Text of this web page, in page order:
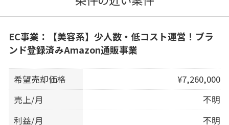
EC事業：【美容系】少人数・低コスト運営！ブラ
ンド登録済みAmazon通販事業
希望売却価格
¥7,260,000
売上/月
不明
利益/月
不明